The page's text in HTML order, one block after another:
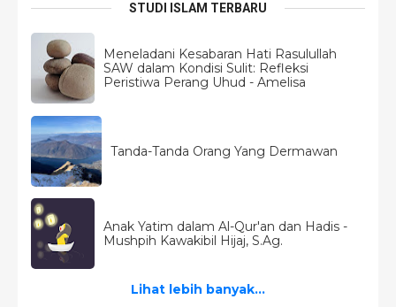
STUDI ISLAM TERBARU
Meneladani Kesabaran Hati Rasulullah
SAW dalam Kondisi Sulit: Refleksi
Peristiwa Perang Uhud - Amelisa
Tanda-Tanda Orang Yang Dermawan
Anak Yatim dalam Al-Qur'an dan Hadis -
Mushpih Kawakibil Hijaj, S.Ag.
Lihat lebih banyak...